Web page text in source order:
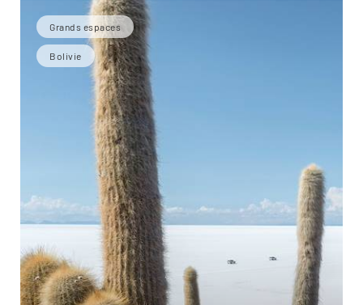
Grands espaces
Bolivie